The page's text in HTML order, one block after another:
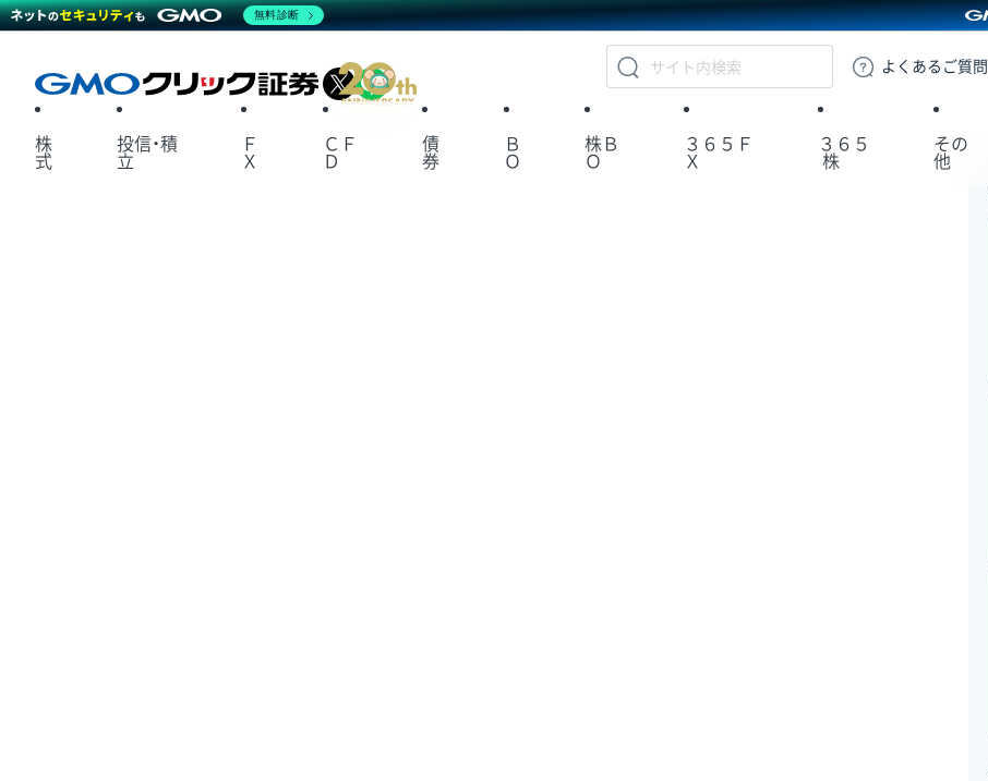
GMOクリック証券
よくある ご質問
X
株
式
投信・積
立
Ｆ
Ｘ
ＣＦ
Ｄ
債
券
Ｂ
Ｏ
株Ｂ
Ｏ
３６５Ｆ
Ｘ
３６５
株
その
他
無料診断